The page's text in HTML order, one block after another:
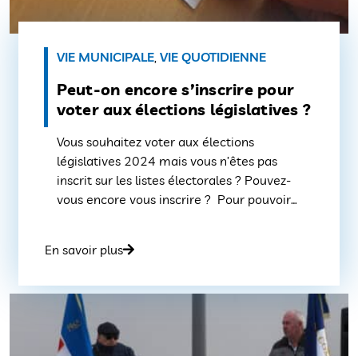
VIE MUNICIPALE, VIE QUOTIDIENNE
Peut-on encore s’inscrire pour
voter aux élections législatives ?
Vous souhaitez voter aux élections
législatives 2024 mais vous n’êtes pas
inscrit sur les listes électorales ? Pouvez-
vous encore vous inscrire ? Pour pouvoir
le dimanche 30 juin -second tour le 07
listes électorales au plus tard le 9 juin 2024,
date du décret […]
En savoir plus